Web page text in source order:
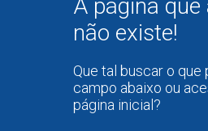
A página que
não existe!
Que tal buscar o que
campo abaixo ou
página inicial?